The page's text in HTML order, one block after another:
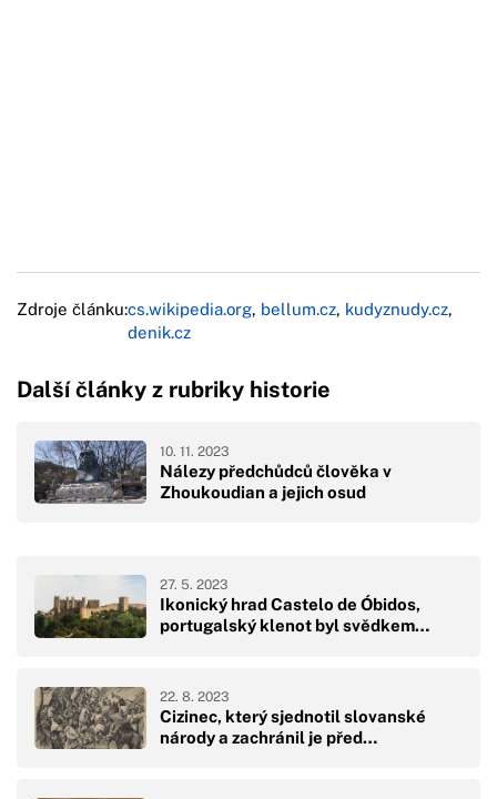
Zdroje článku:cs.wikipedia.org, bellum.cz, kudyznudy.cz,
denik.cz
Další články z rubriky historie
Nálezy předchůdců člověka v
Zhoukoudian a jejich osud
10. 11. 2023
Ikonický hrad Castelo de Óbidos,
portugalský klenot byl svědkem…
27. 5. 2023
Cizinec, který sjednotil slovanské
národy a zachránil je před…
22. 8. 2023